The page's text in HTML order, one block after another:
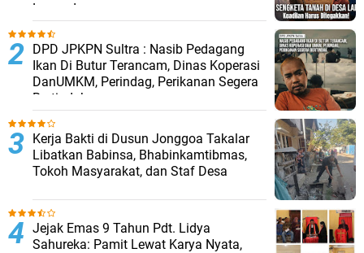
Lapandewa
DPD JPKPN Sultra : Nasib Pedagang
Ikan Di Butur Terancam, Dinas Koperasi
DanUMKM, Perindag, Perikanan Segera
Bertindak
Kerja Bakti di Dusun Jonggoa Takalar
Libatkan Babinsa, Bhabinkamtibmas,
Tokoh Masyarakat, dan Staf Desa
Jejak Emas 9 Tahun Pdt. Lidya
Sahureka: Pamit Lewat Karya Nyata,